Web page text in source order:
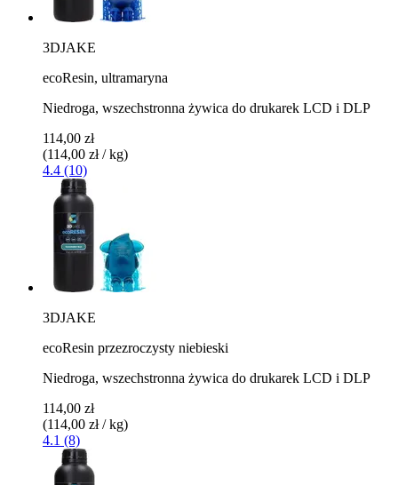
3DJAKE
ecoResin, ultramaryna
Niedroga, wszechstronna żywica do drukarek LCD i DLP
114,00 zł
(114,00 zł / kg)
4.4 (10)
3DJAKE
ecoResin przezroczysty niebieski
Niedroga, wszechstronna żywica do drukarek LCD i DLP
114,00 zł
(114,00 zł / kg)
4.1 (8)